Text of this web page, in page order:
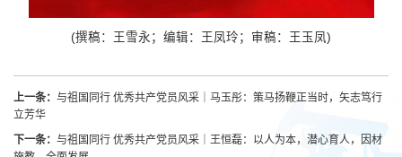
(撰稿：王雪永；编辑：王凤玲；审稿：王玉凤)
上一条： 与祖国同行 优秀共产党员风采｜马玉彤：策马扬鞭正当时，矢志笃行
立芳华
下一条： 与祖国同行 优秀共产党员风采｜王恒磊：以人为本，潜心育人，因材